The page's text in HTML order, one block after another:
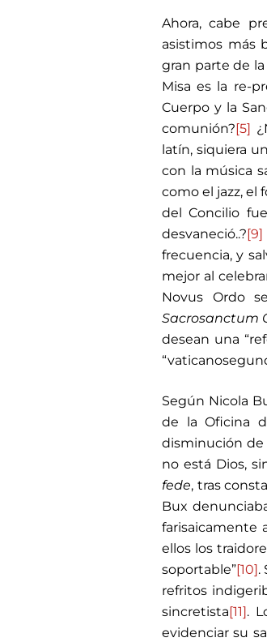
Ahora, cabe
asistimos más
gran parte de la
Misa es la re-
Cuerpo y la
comunión?[5]
latín, siquiera
con la música
como el jazz, el
del Concilio
desvaneció..?[9]
frecuencia, y
mejor al
Novus Ordo
Sacrosanctum
desean una
Según Nicola
de la Oficina
disminución de
no está Dios,
fede, tras
Bux
farisaicamente
ellos los
soportable”[10].
refritos
sincretista[11].
evidenciar su